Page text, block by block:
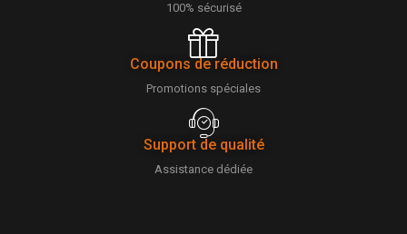
100% sécurisé
Coupons de réduction
Promotions spéciales
Support de qualité
Assistance dédiée